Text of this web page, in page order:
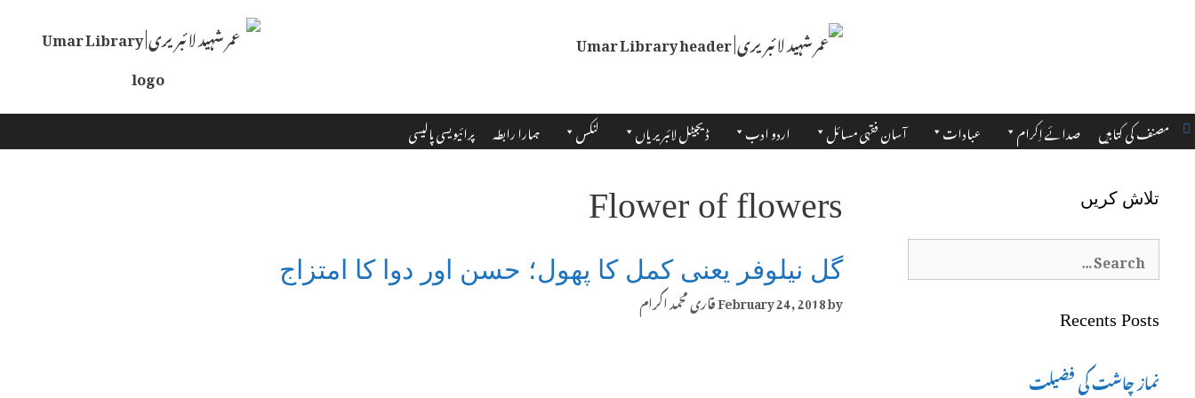
مصنف کی کتابیں صدائے اِکرام عبادات آسان فقہی مسائل اردو ادب ڈیجیٹل لائبریریاں لنکس ہمارا رابطہ پرائیویسی پالیسی
Flower of flowers
گل نیلوفر یعنی کمل کا پھول؛ حسن اور دوا کا امتزاج
February 24, 2018by قاری محمد اکرام
تلاش کریں
Search
Recents Posts
نماز چاشت کی فضیلت